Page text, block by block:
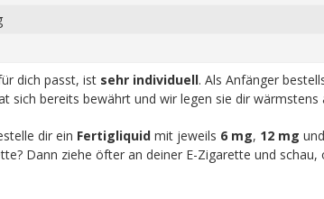
dich passt, ist sehr individuell. Als Anfänger
bereits bewährt und wir legen sie dir wärmstens
dir ein Fertigliquidmit jeweils 6 mg, 12 mg und
Dann ziehe öfter an deiner E-Zigarette und